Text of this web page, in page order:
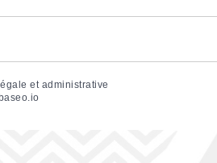
et administrative
baseo.io